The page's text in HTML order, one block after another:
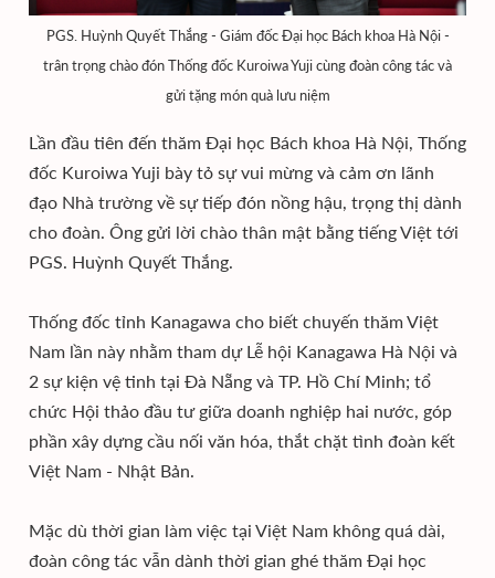
PGS. Huỳnh Quyết Thắng - Giám đốc Đại học Bách khoa Hà Nội -
trân trọng chào đón Thống đốc Kuroiwa Yuji cùng đoàn công tác và
gửi tặng món quà lưu niệm
Lần đầu tiên đến thăm Đại học Bách khoa Hà Nội, Thống
đốc Kuroiwa Yuji bày tỏ sự vui mừng và cảm ơn lãnh
đạo Nhà trường về sự tiếp đón nồng hậu, trọng thị dành
cho đoàn. Ông gửi lời chào thân mật bằng tiếng Việt tới
PGS. Huỳnh Quyết Thắng.
Thống đốc tỉnh Kanagawa cho biết chuyến thăm Việt
Nam lần này nhằm tham dự Lễ hội Kanagawa Hà Nội và
2 sự kiện vệ tinh tại Đà Nẵng và TP. Hồ Chí Minh; tổ
chức Hội thảo đầu tư giữa doanh nghiệp hai nước, góp
phần xây dựng cầu nối văn hóa, thắt chặt tình đoàn kết
Việt Nam - Nhật Bản.
Mặc dù thời gian làm việc tại Việt Nam không quá dài,
đoàn công tác vẫn dành thời gian ghé thăm Đại học